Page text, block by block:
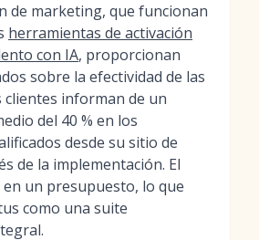
de marketing, que funcionan
herramientas de activación
con IA, proporcionan
sobre la efectividad de las
clientes informan de un
del 40 % en los
desde su sitio de
de la implementación. El
en un presupuesto, lo que
como una suite